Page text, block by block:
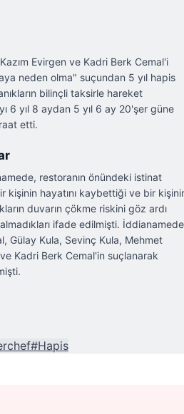
Evirgen ve Kadri Berk Cemal'i
neden olma" suçundan 5 yıl hapis
bilinçli taksirle hareket
6 yıl 8 aydan 5 yıl 6 ay 20'şer güne
etti.
restoranın önündeki istinat
kişinin hayatını kaybettiği ve bir
duvarın çökme riskini göz ardı
ifade edilmişti.
Gülay Kula, Sevinç Kula, Mehmet
Kadri Berk Cemal'in suçlanarak
#Hapis